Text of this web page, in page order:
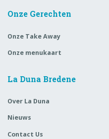
Onze Gerechten
Onze Take Away
Onze menukaart
La Duna Bredene
Over La Duna
Nieuws
Contact Us